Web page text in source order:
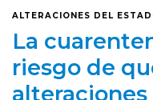
ALTERACIONES DEL
La
riesgo de